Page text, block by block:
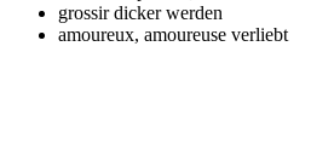
grossirdicker werden
amoureux, amoureuse verliebt